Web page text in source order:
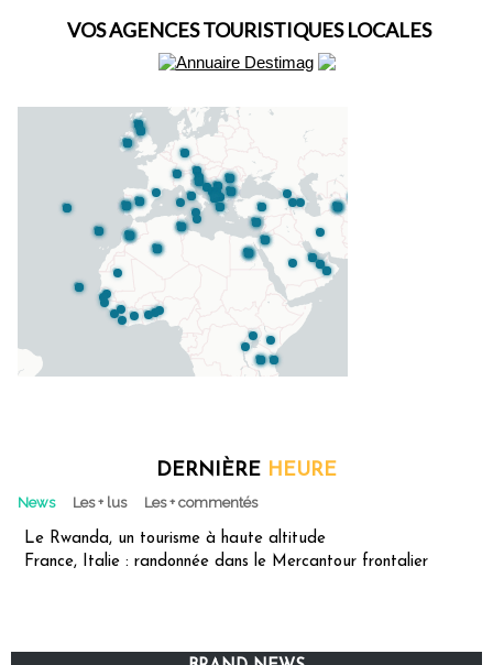
VOS AGENCES TOURISTIQUES LOCALES
DERNIÈRE HEURE
News Les + lus Les + commentés
Le Rwanda, un tourisme à haute altitude
France, Italie : randonnée dans le Mercantour frontalier